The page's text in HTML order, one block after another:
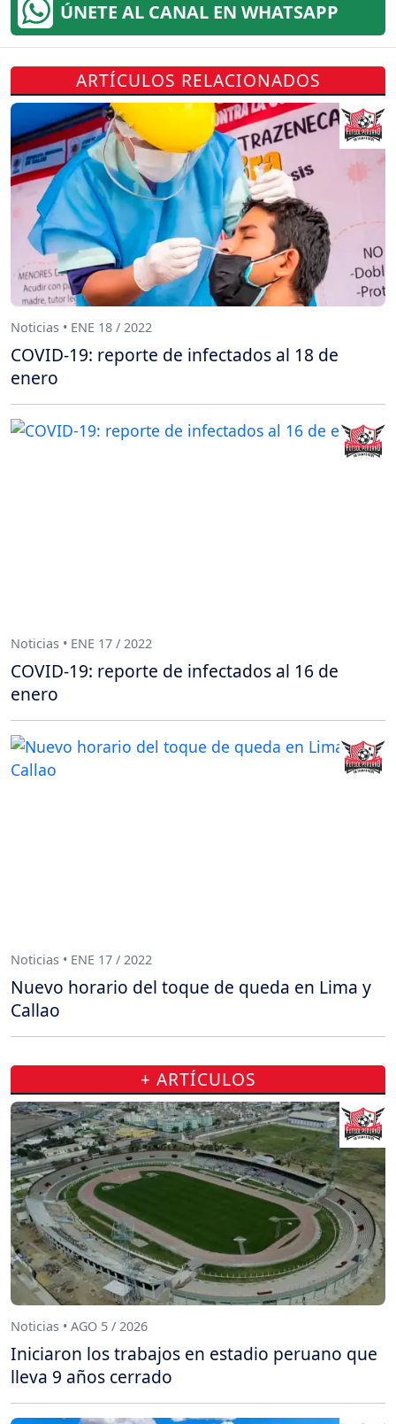
ÚNETE AL CANAL EN WHATSAPP
ARTÍCULOS RELACIONADOS
Noticias • ENE 18 / 2022
COVID-19: reporte de infectados al 18 de
enero
Noticias • ENE 17 / 2022
COVID-19: reporte de infectados al 16 de
enero
Noticias • ENE 17 / 2022
Nuevo horario del toque de queda en Lima y
Callao
+ ARTÍCULOS
Noticias • AGO 5 / 2026
Iniciaron los trabajos en estadio peruano que
lleva 9 años cerrado